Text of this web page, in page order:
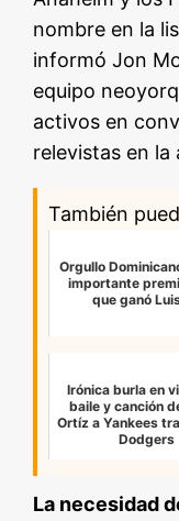
nombre en la
informó Jon
equipo
activos en
relevistas en la
También
Orgullo
importante
que ganó
Irónica burla en
baile y canción
Ortíz a Yankees
Dodgers
La necesidad